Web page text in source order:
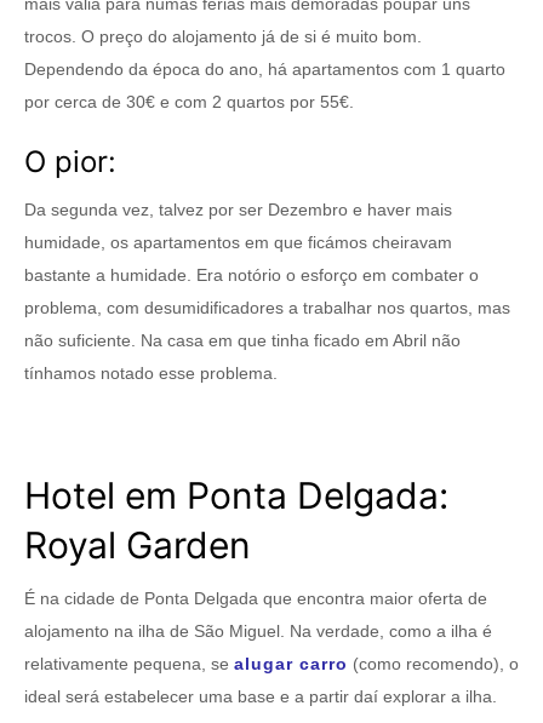
trocos. O preço do alojamento já de si é muito bom.
Dependendo da época do ano, há apartamentos com 1 quarto
por cerca de 30€ e com 2 quartos por 55€.
O pior:
Da segunda vez, talvez por ser Dezembro e haver mais
humidade, os apartamentos em que ficámos cheiravam
bastante a humidade. Era notório o esforço em combater o
problema, com desumidificadores a trabalhar nos quartos, mas
não suficiente. Na casa em que tinha ficado em Abril não
tínhamos notado esse problema.
Hotel em Ponta Delgada:
Royal Garden
É na cidade de Ponta Delgada que encontra maior oferta de
alojamento na ilha de São Miguel. Na verdade, como a ilha é
relativamente pequena, se alugar carro (como recomendo), o
ideal será estabelecer uma base e a partir daí explorar a ilha.